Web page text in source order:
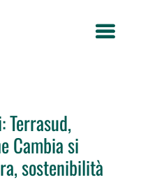
Terrasud,
Cambia si
sostenibilità